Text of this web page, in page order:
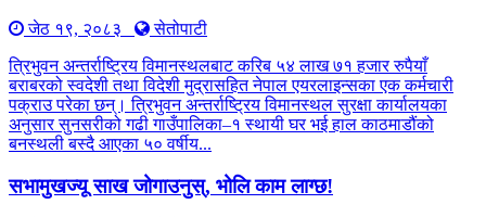
जेठ १९, २०८३
सेतोपाटी
त्रिभुवन अन्तर्राष्ट्रिय विमानस्थलबाट करिब ५४ लाख ७१ हजार रुपैयाँ
बराबरको स्वदेशी तथा विदेशी मुद्रासहित नेपाल एयरलाइन्सका एक कर्मचारी
पक्राउ परेका छन्। त्रिभुवन अन्तर्राष्ट्रिय विमानस्थल सुरक्षा कार्यालयका
अनुसार सुनसरीको गढी गाउँपालिका–१ स्थायी घर भई हाल काठमाडौंको
बनस्थली बस्दै आएका ५० वर्षीय...
सभामुखज्यू साख जोगाउनुस्, भोलि काम लाग्छ!